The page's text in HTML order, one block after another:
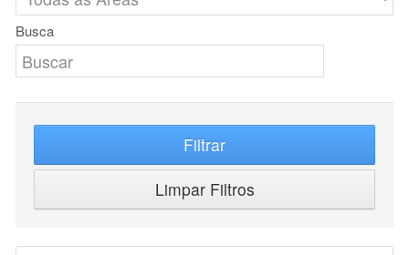
Busca
Filtrar
Limpar Filtros